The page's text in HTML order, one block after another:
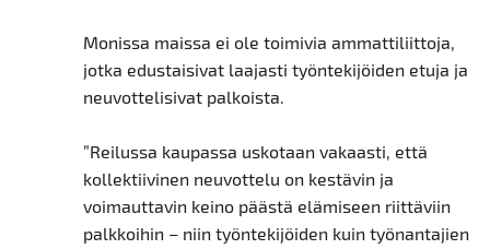
Monissa maissa ei ole toimivia ammattiliittoja,
jotka edustaisivat laajasti työntekijöiden etuja ja
neuvottelisivat palkoista.
”Reilussa kaupassa uskotaan vakaasti, että
kollektiivinen neuvottelu on kestävin ja
voimauttavin keino päästä elämiseen riittäviin
palkkoihin – niin työntekijöiden kuin työnantajien